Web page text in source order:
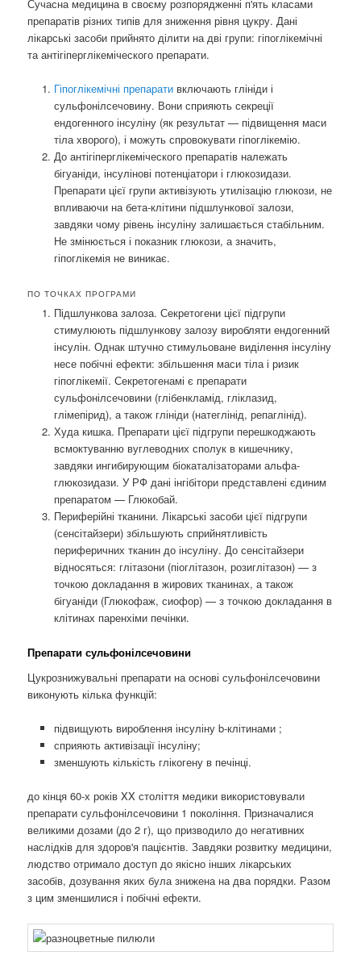
Сучасна медицина в своєму розпорядженні п'ять класами
препаратів різних типів для зниження рівня цукру. Дані
лікарські засоби прийнято ділити на дві групи: гіпоглікемічні
та антігіперглікеміческого препарати.
Гіпоглікемічні препарати включають глініди і
сульфонілсечовину. Вони сприяють секреції
ендогенного інсуліну (як результат — підвищення маси
тіла хворого), і можуть спровокувати гіпоглікемію.
До антігіперглікеміческого препаратів належать
бігуаніди, інсулінові потенціатори і глюкозидази.
Препарати цієї групи активізують утилізацію глюкози, не
впливаючи на бета-клітини підшлункової залози,
завдяки чому рівень інсуліну залишається стабільним.
Не змінюється і показник глюкози, а значить,
гіпоглікемія не виникає.
ПО ТОЧКАХ ПРОГРАМИ
Підшлункова залоза. Секретогени цієї підгрупи
стимулюють підшлункову залозу виробляти ендогенний
інсулін. Однак штучно стимульоване виділення інсуліну
несе побічні ефекти: збільшення маси тіла і ризик
гіпоглікемії. Секретогенамі є препарати
сульфонілсечовини (глібенкламід, гліклазид,
глімепірид), а також глініди (натеглінід, репаглінід).
Худа кишка. Препарати цієї підгрупи перешкоджають
всмоктуванню вуглеводних сполук в кишечнику,
завдяки ингибирующим біокаталізаторами альфа-
глюкозидази. У РФ дані інгібітори представлені єдиним
препаратом — Глюкобай.
Периферійні тканини. Лікарські засоби цієї підгрупи
(сенсітайзери) збільшують сприйнятливість
периферичних тканин до інсуліну. До сенсітайзери
відносяться: глітазони (піоглітазон, розиглітазон) — з
точкою докладання в жирових тканинах, а також
бігуаніди (Глюкофаж, сиофор) — з точкою докладання в
клітинах паренхіми печінки.
Препарати сульфонілсечовини
Цукрознижувальні препарати на основі сульфонілсечовини
виконують кілька функцій:
підвищують вироблення інсуліну b-клітинами ;
сприяють активізації інсуліну;
зменшують кількість глікогену в печінці.
до кінця 60-х років XX століття медики використовували
препарати сульфонілсечовини 1 покоління. Призначалися
великими дозами (до 2 г), що призводило до негативних
наслідків для здоров'я пацієнтів. Завдяки розвитку медицини,
людство отримало доступ до якісно інших лікарських
засобів, дозування яких була знижена на два порядки. Разом
з цим зменшилися і побічні ефекти.